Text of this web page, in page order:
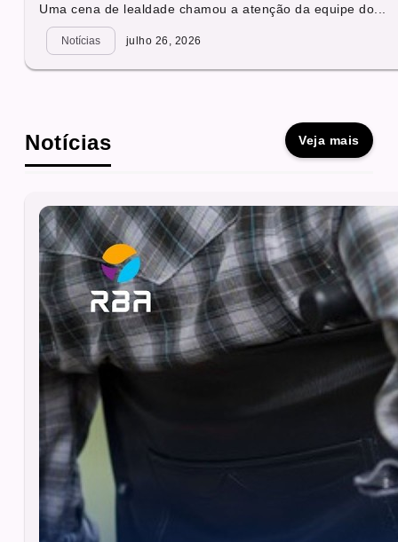
Uma cena de lealdade chamou a atenção da equipe do...
Notícias julho 26, 2026
Notícias Veja mais